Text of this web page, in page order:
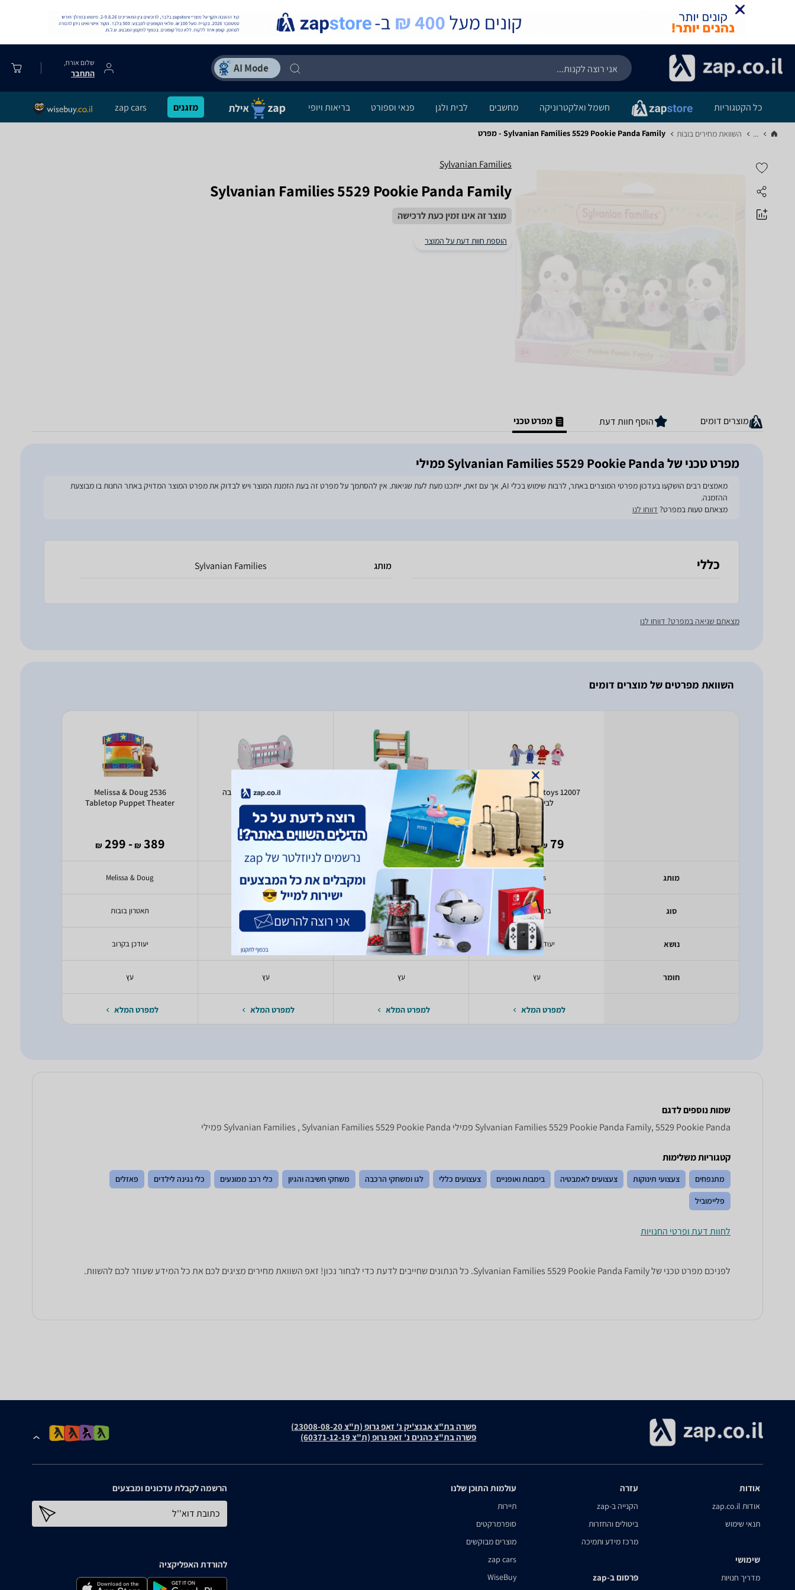
שלום אורח,
התחבר
כל הקטגוריות חשמל ואלקטרוניקה מחשבים לבית ולגן פנאי וספורט בריאות ויופי מזגנים zap cars
... השוואת מחירים בובות‏ Sylvanian Families 5529 Pookie Panda Family - מפרט
Sylvanian Families
Sylvanian Families 5529 Pookie Panda Family
מוצר זה אינו זמין כעת לרכישה
הוספת חוות דעת על המוצר
מוצרים דומים הוסף חוות דעת מפרט טכני
מפרט טכני של Sylvanian Families 5529 Pookie Panda פמילי
מאמצים רבים הושקעו בעדכון מפרטי המוצרים באתר, לרבות שימוש בכלי AI, אך עם זאת, ייתכנו מעת לעת שגיאות. אין להסתמך על מפרט זה בעת הזמנת המוצר ויש לבדוק את מפרט המוצר המדויק באתר החנות בו מבוצעת
ההזמנה.
מצאתם טעות במפרט? דווחו לנו
כללי מותג Sylvanian Families
מצאתם שגיאה במפרט? דווחו לנו
השוואת מפרטים של מוצרים דומים
מותג
סוג
נושא
חומר
Pitoys 12007 רבעיית בובות
לבית בובות
79
₪
- 65
₪
Pitoys
בית בובות
יעודכן בקרוב
עץ
למפרט המלא
Pitoys 12040 ריהוט חדר
ילדים לבית בובות
80
₪
- 49
Pitoys
אביזרים לבובות
בעלי חיים
עץ
למפרט המלא
Pitoys 16662 עריסה לבובה
219
- 149
Pitoys
עגלה/עריסה
עץ
למפרט המלא
Melissa & Doug 2536
Tabletop Puppet Theater
389
₪
- 299
₪
Melissa & Doug
תאטרון בובות
יעודכן בקרוב
עץ
למפרט המלא
שמות נוספים לדגם
Sylvanian Families 5529 Pookie Panda Family, 5529 Pookie Panda פמילי Sylvanian Families , Sylvanian Families 5529 Pookie Panda פמילי
קטגוריות משלימות
מתנפחים צעצועי תינוקות צעצועים לאמבטיה בימבות ואופניים צעצועים כללי לגו ומשחקי הרכבה משחקי חשיבה והגיון כלי רכב ממונעים כלי נגינה לילדים פאזלים
פליימוביל
לחוות דעת ופרטי החנויות
לפניכם מפרט טכני של Sylvanian Families 5529 Pookie Panda Family. כל הנתונים שחייבים לדעת כדי לבחור נכון! זאפ השוואת מחירים מציגים לכם את כל המידע שעוזר לכם להשוות.
פשרה בת"צ אבנצ'יק נ' זאפ גרופ (ת"צ 23008-08-20)
פשרה בת"צ כהנים נ' זאפ גרופ (ת"צ 60371-12-19)
אודות
אודות zap.co.il
תנאי שימוש
שימושי
מדריך חנויות
עזרה
הקנייה ב-zap
ביטולים והחזרות
מרכז מידע ותמיכה
פרסום ב-zap
עולמות התוכן שלנו
תיירות
סופרמרקטים
מוצרים מבוקשים
zap cars
WiseBuy
הרשמה לקבלת עדכונים ומבצעים
כתובת דוא''ל
להורדת האפליקציה